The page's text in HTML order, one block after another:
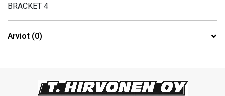
BRACKET 4
Arviot (0)